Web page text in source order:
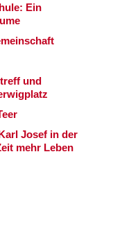
Ein
und
Josef in der
mehr Leben